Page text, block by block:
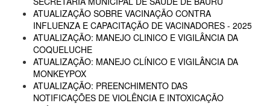
ATUALIZAÇÃO SOBRE VACINAÇÃO CONTRA
INFLUENZA E CAPACITAÇÃO DE VACINADORES - 2025
ATUALIZAÇÃO: MANEJO CLINICO E VIGILÂNCIA DA
COQUELUCHE
ATUALIZAÇÃO: MANEJO CLÍNICO E VIGILÂNCIA DA
MONKEYPOX
ATUALIZAÇÃO: PREENCHIMENTO DAS
NOTIFICAÇÕES DE VIOLÊNCIA E INTOXICAÇÃO